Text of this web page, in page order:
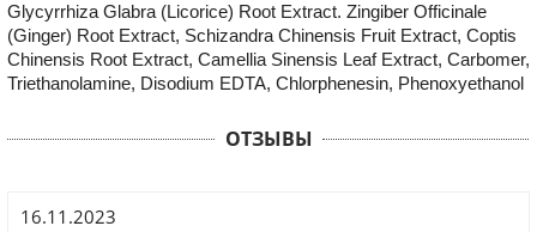
Glycyrrhiza Glabra (Licorice) Root Extract. Zingiber Officinale
(Ginger) Root Extract, Schizandra Chinensis Fruit Extract, Coptis
Chinensis Root Extract, Camellia Sinensis Leaf Extract, Carbomer,
Triethanolamine, Disodium EDTA, Chlorphenesin, Phenoxyethanol
ОТЗЫВЫ
16.11.2023